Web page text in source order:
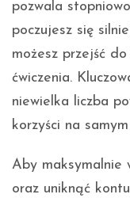
pozwala
poczujesz się
możesz przejść
ćwiczenia.
niewielka liczba
korzyści na
Aby maksymalnie
oraz uniknąć